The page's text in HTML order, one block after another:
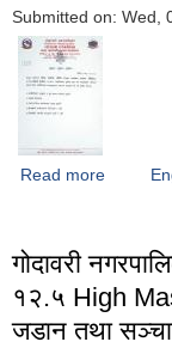
Submitted on: Wed,
Read more about
गोदावरी
१२.५ High
जडान तथा